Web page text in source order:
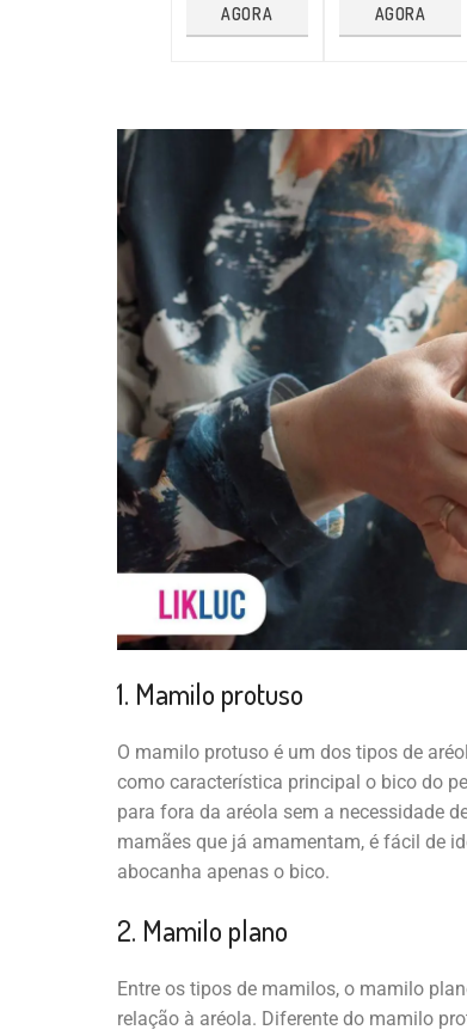
AGORA
AGORA
1. Mamilo protuso
O mamilo protuso é um dos tipos de
como característica principal o bico do
para fora da aréola sem a necessidade
mamães que já amamentam, é fácil de
abocanha apenas o bico.
2. Mamilo plano
Entre os tipos de mamilos, o mamilo
relação à aréola. Diferente do mamilo